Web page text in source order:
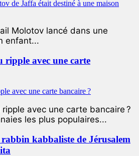
Molotov lancé dans une
enfant...
ripple avec une carte
avec une carte bancaire ?
les plus populaires...
kabbaliste de Jérusalem